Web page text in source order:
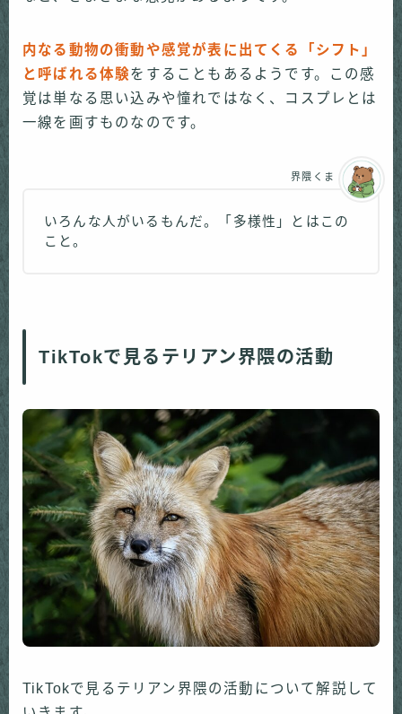
内なる動物の衝動や感覚が表に出てくる「シフト」
と呼ばれる体験をすることもあるようです。この感
覚は単なる思い込みや憧れではなく、コスプレとは
一線を画すものなのです。
いろんな人がいるもんだ。「多様性」とはこの
こと。
界隈くま
TikTokで見るテリアン界隈の活動
TikTokで見るテリアン界隈の活動について解説して